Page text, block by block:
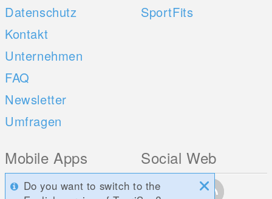
Datenschutz
Kontakt
Unternehmen
FAQ
Newsletter
Umfragen
SportFits
Mobile Apps
iOS
Social Web
Do you want to switch to the